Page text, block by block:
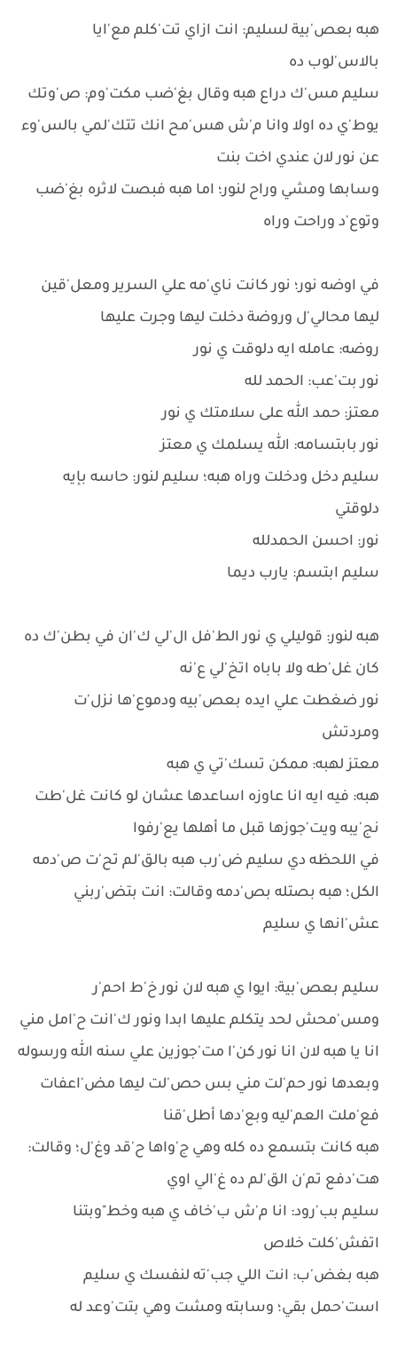
هبه بعص'بية لسليم: انت ازاي تت'كلم مع'ايا
بالاس'لوب ده
سليم مس'ك دراع هبه وقال بغ'ضب مكت'وم: ص'وتك
يوط'ي ده اولا وانا م'ش هس'مح انك تتك'لمي بالس'وء
عن نور لان عندي اخت بنت
وسابها ومشي وراح لنور؛ اما هبه فبصت لاثره بغ'ضب
وتوع'د وراحت وراه
في اوضه نور؛ نور كانت ناي'مه علي السرير ومعل'قين
ليها محالي'ل وروضة دخلت ليها وجرت عليها
روضه: عامله ايه دلوقت ي نور
نور بت'عب: الحمد لله
معتز: حمد الله على سلامتك ي نور
نور بابتسامه: الله يسلمك ي معتز
سليم دخل ودخلت وراه هبه؛ سليم لنور: حاسه بإيه
دلوقتي
نور: احسن الحمدلله
سليم ابتسم: يارب ديما
هبه لنور: قوليلي ي نور الط'فل ال'لي ك'ان في بطن'ك ده
كان غل'طه ولا باباه اتخ'لي ع'نه
نور ضغطت علي ايده بعص'بيه ودموع'ها نزل'ت
ومردتش
معتز لهبه: ممكن تسك'تي ي هبه
هبه: فيه ايه انا عاوزه اساعدها عشان لو كانت غل'طت
نج'يبه ويت'جوزها قبل ما أهلها يع'رفوا
في اللحظه دي سليم ض'رب هبه بالق'لم تح'ت ص'دمه
الكل؛ هبه بصتله بص'دمه وقالت: انت بتض'ربني
عش'انها ي سليم
سليم بعص'بية: ايوا ي هبه لان نور خ'ط احم'ر
ومس'محش لحد يتكلم عليها ابدا ونور ك'انت ح'امل مني
انا يا هبه لان انا نور كن'ا مت'جوزين علي سنه الله ورسوله
وبعدها نور حم'لت مني بس حص'لت ليها مض'اعفات
فع'ملت العم'ليه وبع'دها أطل'قنا
هبه كانت بتسمع ده كله وهي ج'واها ح'قد وغ'ل؛ وقالت:
هت'دفع تم'ن الق'لم ده غ'الي اوي
سليم بب'رود: انا م'ش ب'خاف ي هبه وخط"وبتنا
اتفش'كلت خلاص
هبه بغض'ب: انت اللي جب'ته لنفسك ي سليم
است'حمل بقي؛ وسابته ومشت وهي بتت'وعد له